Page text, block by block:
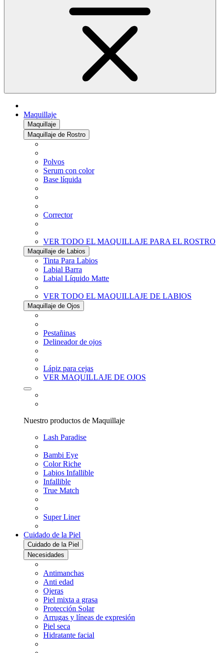
Maquillaje
Maquillaje
Maquillaje de Rostro
Polvos
Serum con color
Base líquida
Corrector
VER TODO EL MAQUILLAJE PARA EL ROSTRO
Maquillaje de Labios
Tinta Para Labios
Labial Barra
Labial Líquido Matte
VER TODO EL MAQUILLAJE DE LABIOS
Maquillaje de Ojos
Pestañinas
Delineador de ojos
Lápiz para cejas
VER MAQUILLAJE DE OJOS
Nuestro productos de Maquillaje
Lash Paradise
Bambi Eye
Color Riche
Labios Infallible
Infallible
True Match
Super Liner
Cuidado de la Piel
Cuidado de la Piel
Necesidades
Antimanchas
Anti edad
Ojeras
Piel mixta a grasa
Protección Solar
Arrugas y líneas de expresión
Piel seca
Hidratante facial